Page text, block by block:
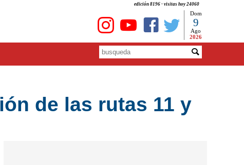
edición 8196 - visitas hoy 24060
Dom
9
Ago
2026
de las rutas 11 y